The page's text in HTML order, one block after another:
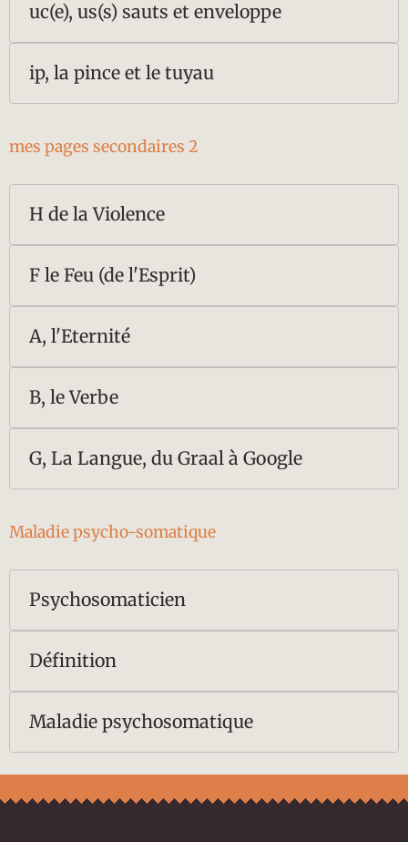
uc(e), us(s) sauts et enveloppe
ip, la pince et le tuyau
mes pages secondaires 2
H de la Violence
F le Feu (de l'Esprit)
A, l'Eternité
B, le Verbe
G, La Langue, du Graal à Google
Maladie psycho-somatique
Psychosomaticien
Définition
Maladie psychosomatique